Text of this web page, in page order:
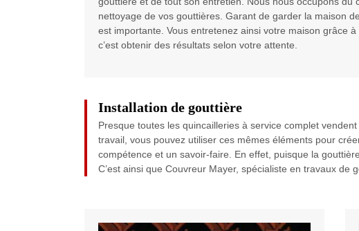
nettoyage de vos gouttières. Garant de garder la maison
est importante. Vous entretenez ainsi votre maison grâce
c’est obtenir des résultats selon votre attente.
Installation de gouttière
Presque toutes les quincailleries à service complet
travail, vous pouvez utiliser ces mêmes éléments pour
compétence et un savoir-faire. En effet, puisque la
C’est ainsi que Couvreur Mayer, spécialiste en travaux de